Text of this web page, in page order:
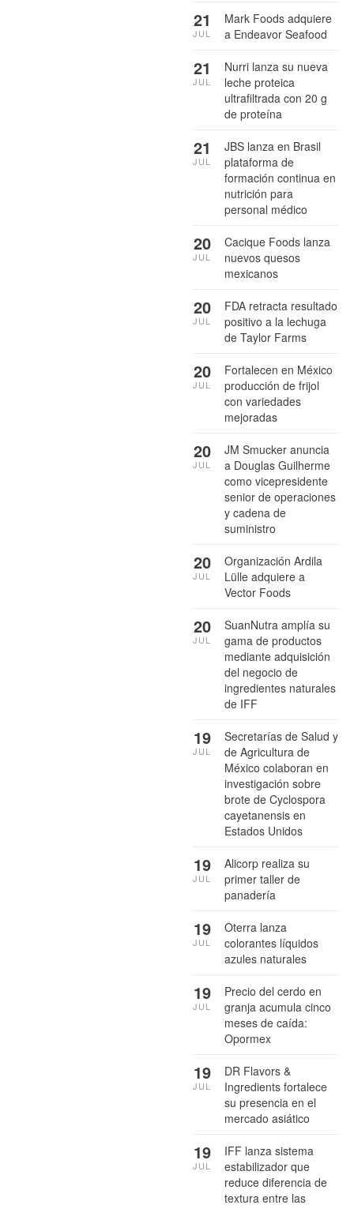
Mark Foods adquiere
a Endeavor Seafood
21
JUL
Nurri lanza su nueva
leche proteica
ultrafiltrada con 20 g
de proteína
21
JUL
JBS lanza en Brasil
plataforma de
formación continua en
nutrición para
personal médico
21
JUL
Cacique Foods lanza
nuevos quesos
mexicanos
20
JUL
FDA retracta resultado
positivo a la lechuga
de Taylor Farms
20
JUL
Fortalecen en México
producción de frijol
con variedades
mejoradas
20
JUL
JM Smucker anuncia
a Douglas Guilherme
como vicepresidente
senior de operaciones
y cadena de
suministro
20
JUL
Organización Ardila
Lülle adquiere a
Vector Foods
20
JUL
SuanNutra amplía su
gama de productos
mediante adquisición
del negocio de
ingredientes naturales
de IFF
20
JUL
Secretarías de Salud y
de Agricultura de
México colaboran en
investigación sobre
brote de Cyclospora
cayetanensis en
Estados Unidos
19
JUL
Alicorp realiza su
primer taller de
panadería
19
JUL
Oterra lanza
colorantes líquidos
azules naturales
19
JUL
Precio del cerdo en
granja acumula cinco
meses de caída:
Opormex
19
JUL
DR Flavors &
Ingredients fortalece
su presencia en el
mercado asiático
19
JUL
IFF lanza sistema
estabilizador que
reduce diferencia de
textura entre las
19
JUL